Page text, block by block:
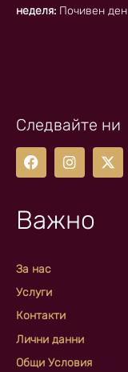
неделя: Почивен ден
Следвайте ни
Важно
За нас
Услуги
Контакти
Лични данни
Общи Условия